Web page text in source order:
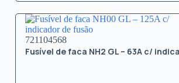
721104568
Fusível de faca NH2 GL – 63A c/